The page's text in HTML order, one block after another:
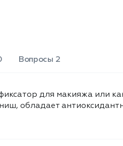
Вопросы 2
для макияжа или
обладает